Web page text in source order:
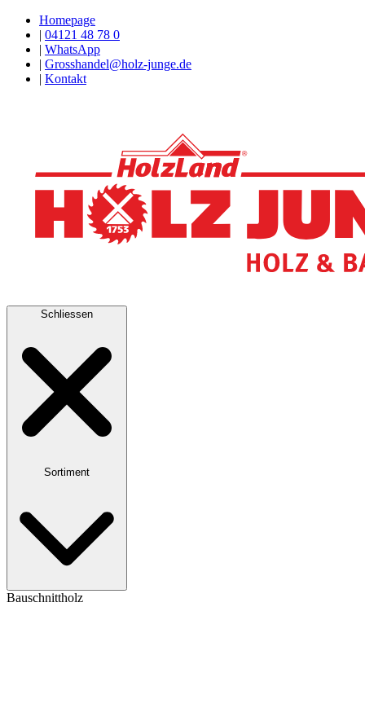
Homepage
| 04121 48 78 0
| WhatsApp
| Grosshandel@holz-junge.de
| Kontakt
Schliessen
Sortiment
Bauschnittholz